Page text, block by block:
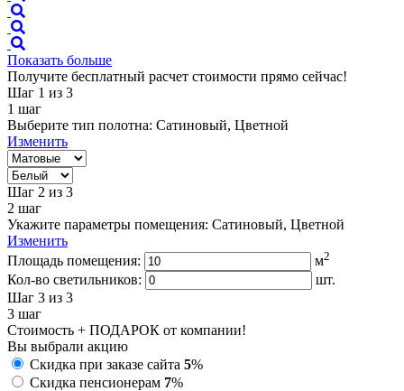
Показать больше
Получите бесплатный расчет стоимости прямо сейчас!
Шаг 1 из 3
1 шаг
Выберите тип полотна: Сатиновый, Цветной
Изменить
Шаг 2 из 3
2 шаг
Укажите параметры помещения: Сатиновый, Цветной
Изменить
Площадь помещения:
м2
Кол-во светильников:
шт.
Шаг 3 из 3
3 шаг
Стоимость + ПОДАРОК от компании!
Вы выбрали акцию
Скидка при заказе сайта 5%
Скидка пенсионерам 7%